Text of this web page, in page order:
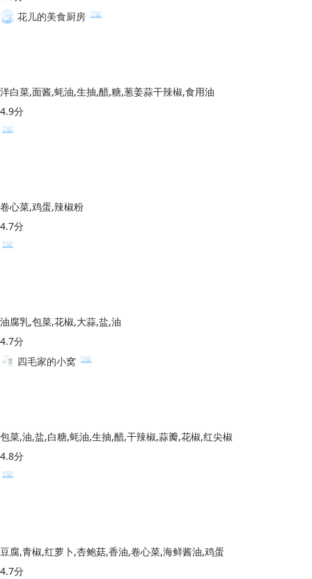
花儿的美食厨房
洋白菜,面酱,蚝油,生抽,醋,糖,葱姜蒜干辣椒,食用油
4.9分
卷心菜,鸡蛋,辣椒粉
4.7分
油腐乳,包菜,花椒,大蒜,盐,油
4.7分
四毛家的小窝
包菜,油,盐,白糖,蚝油,生抽,醋,干辣椒,蒜瓣,花椒,红尖椒
4.8分
豆腐,青椒,红萝卜,杏鲍菇,香油,卷心菜,海鲜酱油,鸡蛋
4.7分